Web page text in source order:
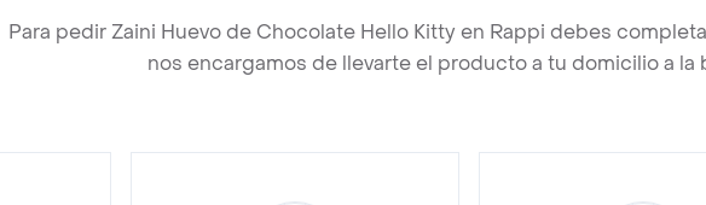
Para pedir Zaini Huevo de Chocolate Hello Kitty en Rappi debes
nos encargamos de llevarte el producto a tu domicilio a la